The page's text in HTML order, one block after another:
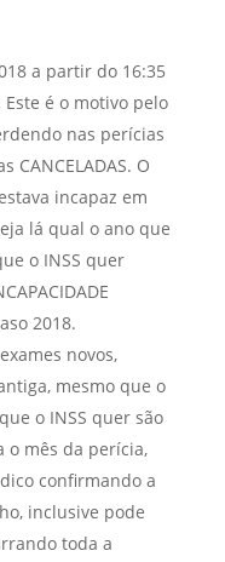
a partir do 16:35
é o motivo pelo
nas perícias
CANCELADAS. O
incapaz em
lá qual o ano que
o INSS quer
2018.
novos,
mesmo que o
o INSS quer são
o mês da perícia,
confirmando a
inclusive pode
toda a